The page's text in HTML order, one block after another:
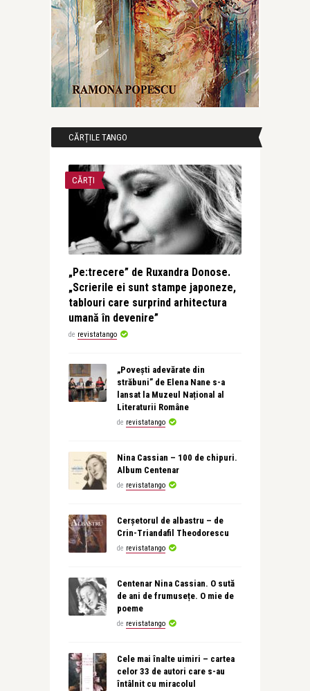
CĂRȚILE TANGO
CĂRȚI
„Pe:trecere” de Ruxandra Donose.
„Scrierile ei sunt stampe japoneze,
tablouri care surprind arhitectura
umană în devenire”
de revistatango
„Povești adevărate din
străbuni” de Elena Nane s-a
lansat la Muzeul Național al
Literaturii Române
de revistatango
Nina Cassian – 100 de chipuri.
Album Centenar
de revistatango
Cerșetorul de albastru – de
Crin-Triandafil Theodorescu
de revistatango
Centenar Nina Cassian. O sută
de ani de frumusețe. O mie de
poeme
de revistatango
Cele mai înalte uimiri – cartea
celor 33 de autori care s-au
întâlnit cu miracolul